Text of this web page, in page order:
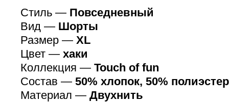
Стиль — Повседневный
Вид — Шорты
Размер — XL
Цвет — хаки
Коллекция — Touch of fun
Состав — 50% хлопок, 50% полиэстер
Материал — Двухнить